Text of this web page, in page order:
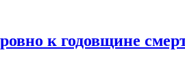
к годовщине